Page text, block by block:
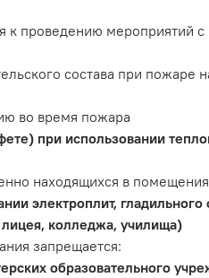
к проведению мероприятий
состава при
во время пожара
при использовании
находящихся в
электроплит,
колледжа, училища)
запрещается:
образовательного